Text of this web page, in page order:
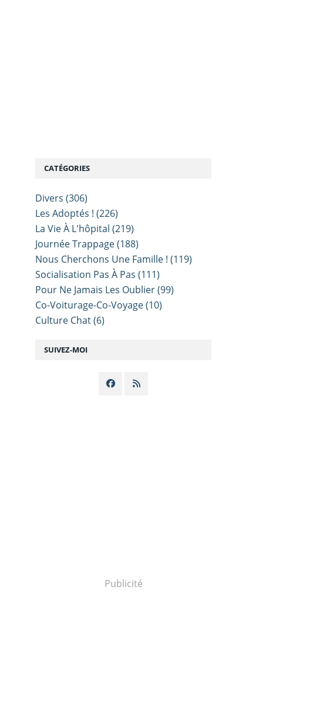
SUIVEZ-MOI
CATÉGORIES
Divers (306)
Les Adoptés ! (226)
La Vie À L'hôpital (219)
Journée Trappage(188)
Nous Cherchons Une Famille ! (119)
Socialisation Pas À Pas (111)
Pour Ne Jamais Les Oublier(99)
Co-Voiturage-Co-Voyage(10)
Culture Chat(6)
Publicité